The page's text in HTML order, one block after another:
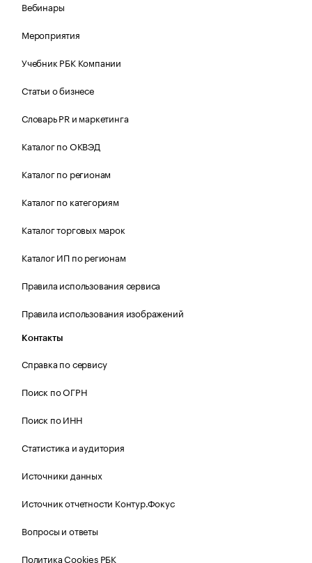
Вебинары
Мероприятия
Учебник РБК Компании
Статьи о бизнесе
Словарь PR и маркетинга
Каталог по ОКВЭД
Каталог по регионам
Каталог по категориям
Каталог торговых марок
Каталог ИП по регионам
Правила использования сервиса
Правила использования изображений
Контакты
Справка по сервису
Поиск по ОГРН
Поиск по ИНН
Статистика и аудитория
Источники данных
Источник отчетности Контур.Фокус
Вопросы и ответы
Политика Cookies РБК